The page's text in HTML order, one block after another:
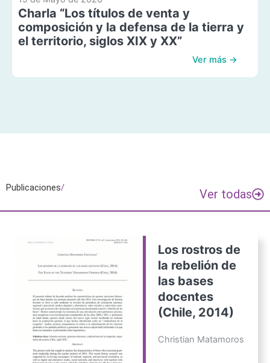
Charla “Los títulos de venta y
composición y la defensa de la tierra y
el territorio, siglos XIX y XX”
Ver más →
Publicaciones/ Ver todas
Los rostros de
la rebelión de
las bases
docentes
(Chile, 2014)
Christian Matamoros